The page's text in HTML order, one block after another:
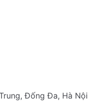
Đống Đa, Hà Nội